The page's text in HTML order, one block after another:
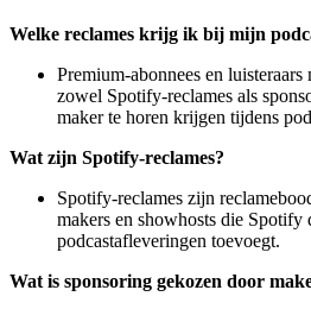
Welke reclames krijg ik bij mijn
Premium-abonnees en
zowel Spotify-reclames als
maker te horen krijgen tijdens
Wat zijn Spotify-reclames?
Spotify-reclames zijn
makers en showhosts die Spotify
podcastafleveringen toevoegt.
Wat is sponsoring gekozen door